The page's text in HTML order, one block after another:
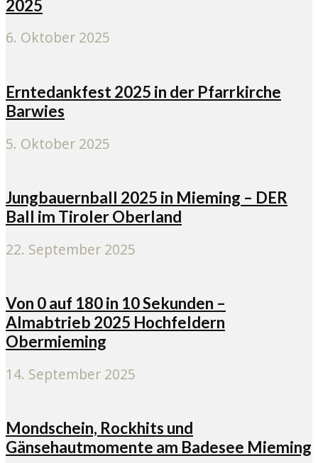
2025
6. Oktober 2025
Erntedankfest 2025 in der Pfarrkirche
Barwies
5. Oktober 2025
Jungbauernball 2025 in Mieming – DER
Ball im Tiroler Oberland
22. September 2025
Von 0 auf 180 in 10 Sekunden –
Almabtrieb 2025 Hochfeldern
Obermieming
14. September 2025
Mondschein, Rockhits und
Gänsehautmomente am Badesee Mieming